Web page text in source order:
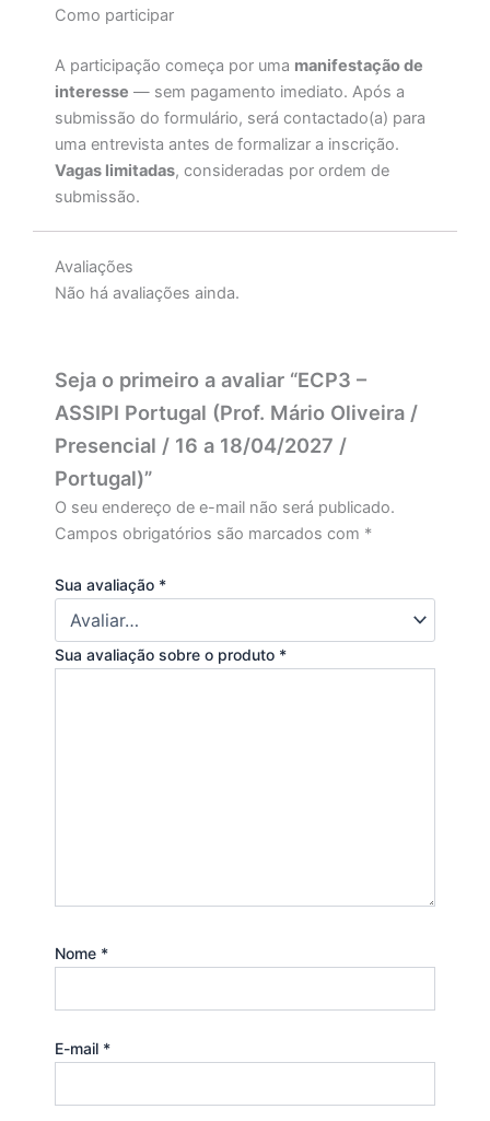
Como participar
A participação começa por uma manifestação de
interesse — sem pagamento imediato. Após a
submissão do formulário, será contactado(a) para
uma entrevista antes de formalizar a inscrição.
Vagas limitadas, consideradas por ordem de
submissão.
Avaliações
Não há avaliações ainda.
Seja o primeiro a avaliar “ECP3 –
ASSIPI Portugal (Prof. Mário Oliveira /
Presencial / 16 a 18/04/2027 /
Portugal)”
O seu endereço de e-mail não será publicado.
Campos obrigatórios são marcados com *
Sua avaliação *
Sua avaliação sobre o produto *
Nome *
E-mail *